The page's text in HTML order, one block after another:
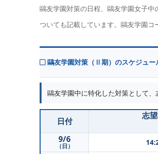
鷗友学園対策の日程、鷗友学園女子
ついても記載しています。鷗友学園コ
鷗友学園対策（Ⅱ期）のスケジュー
鷗友学園中に特化した対策として、
日付
志
9/6
（日）